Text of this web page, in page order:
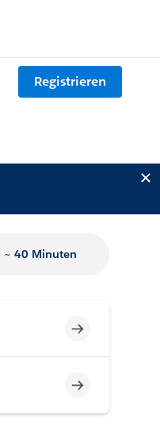
Registrieren
~ 40 Minuten
Unvollständig
Unvollständig